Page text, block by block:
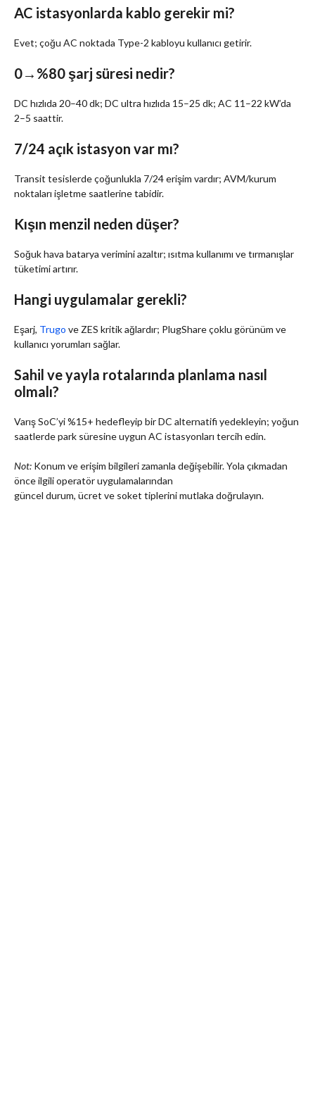
AC istasyonlarda kablo gerekir mi?
Evet; çoğu AC noktada Type-2 kabloyu kullanıcı getirir.
0→%80 şarj süresi nedir?
DC hızlıda 20–40 dk; DC ultra hızlıda 15–25 dk; AC 11–22 kW’da
2–5 saattir.
7/24 açık istasyon var mı?
Transit tesislerde çoğunlukla 7/24 erişim vardır; AVM/kurum
noktaları işletme saatlerine tabidir.
Kışın menzil neden düşer?
Soğuk hava batarya verimini azaltır; ısıtma kullanımı ve tırmanışlar
tüketimi artırır.
Hangi uygulamalar gerekli?
Eşarj, Trugo ve ZES kritik ağlardır; PlugShare çoklu görünüm ve
kullanıcı yorumları sağlar.
Sahil ve yayla rotalarında planlama nasıl
olmalı?
Varış SoC’yi %15+ hedefleyip bir DC alternatifi yedekleyin; yoğun
saatlerde park süresine uygun AC istasyonları tercih edin.
Not: Konum ve erişim bilgileri zamanla değişebilir. Yola çıkmadan
önce ilgili operatör uygulamalarından
güncel durum, ücret ve soket tiplerini mutlaka doğrulayın.